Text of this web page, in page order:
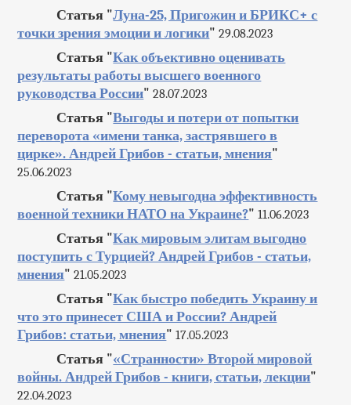
Статья "Луна-25, Пригожин и БРИКС+ с
точки зрения эмоции и логики" 29.08.2023
Статья "Как объективно оценивать
результаты работы высшего военного
руководства России" 28.07.2023
Статья "Выгоды и потери от попытки
переворота «имени танка, застрявшего в
цирке». Андрей Грибов - статьи, мнения"
25.06.2023
Статья "Кому невыгодна эффективность
военной техники НАТО на Украине?" 11.06.2023
Статья "Как мировым элитам выгодно
поступить с Турцией? Андрей Грибов - статьи,
мнения" 21.05.2023
Статья "Как быстро победить Украину и
что это принесет США и России? Андрей
Грибов: статьи, мнения" 17.05.2023
Статья "«Странности» Второй мировой
войны. Андрей Грибов - книги, статьи, лекции"
22.04.2023